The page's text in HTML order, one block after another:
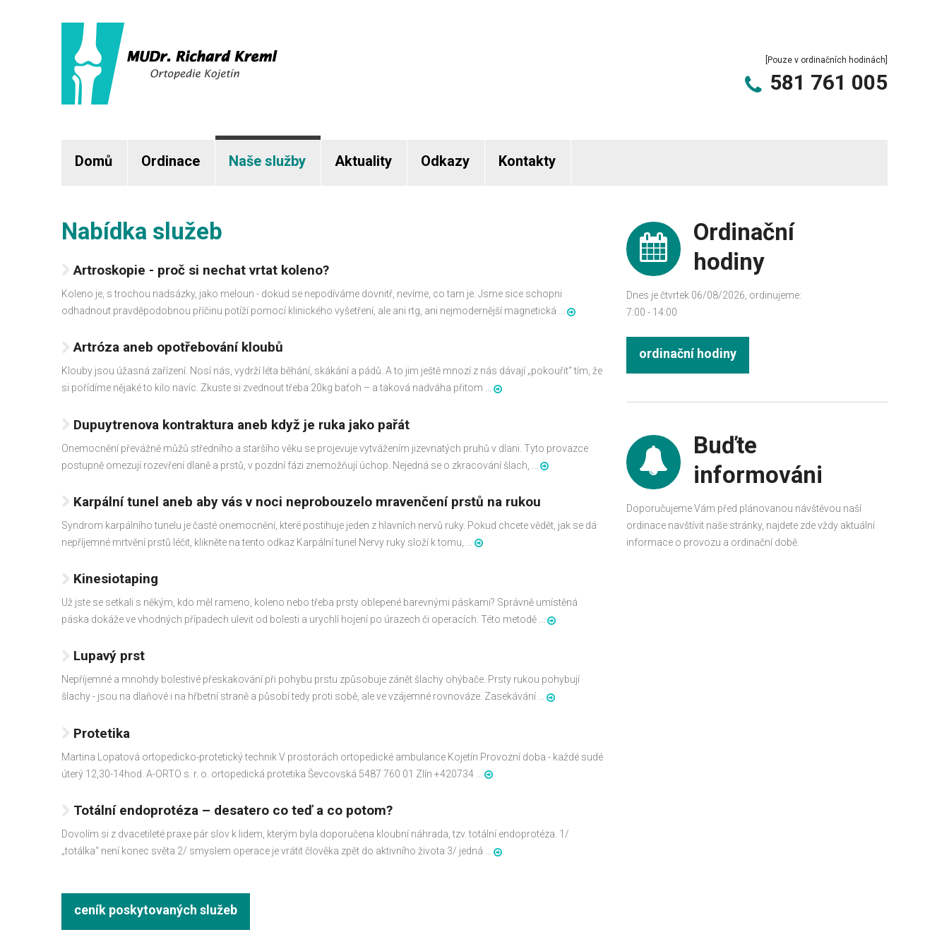
[Pouze v ordinačních hodinách]
581 761 005
Domů Ordinace Naše služby Aktuality Odkazy Kontakty
Nabídka služeb
Artroskopie - proč si nechat vrtat koleno?
Koleno je, s trochou nadsázky, jako meloun - dokud se nepodíváme dovnitř, nevíme, co tam je. Jsme sice schopni
odhadnout pravděpodobnou příčinu potíží pomocí klinického vyšetření, ale ani rtg, ani nejmodernější magnetická ...
Artróza aneb opotřebování kloubů
Klouby jsou úžasná zařízení. Nosí nás, vydrží léta běhání, skákání a pádů. A to jim ještě mnozí z nás dávají „pokouřit“ tím, že
si pořídíme nějaké to kilo navíc. Zkuste si zvednout třeba 20kg baťoh – a taková nadváha přitom ...
Dupuytrenova kontraktura aneb když je ruka jako pařát
Onemocnění převážně můžů středního a staršího věku se projevuje vytvážením jizevnatých pruhů v dlani. Tyto provazce
postupně omezují rozevření dlaně a prstů, v pozdní fázi znemožňují úchop. Nejedná se o zkracování šlach, ...
Karpální tunel aneb aby vás v noci neprobouzelo mravenčení prstů na rukou
Syndrom karpálního tunelu je časté onemocnění, které postihuje jeden z hlavních nervů ruky. Pokud chcete vědět, jak se dá
nepříjemné mrtvění prstů léčit, klikněte na tento odkaz Karpální tunel Nervy ruky složí k tomu, ...
Kinesiotaping
Už jste se setkali s někým, kdo měl rameno, koleno nebo třeba prsty oblepené barevnými páskami? Správně umístěná
páska dokáže ve vhodných případech ulevit od bolesti a urychlí hojení po úrazech či operacích. Této metodě ...
Lupavý prst
Nepříjemné a mnohdy bolestivé přeskakování při pohybu prstu způsobuje zánět šlachy ohýbače. Prsty rukou pohybují
šlachy - jsou na dlaňové i na hřbetní straně a působí tedy proti sobě, ale ve vzájemné rovnováze. Zasekávání ...
Protetika
Martina Lopatová ortopedicko-protetický technik V prostorách ortopedické ambulance Kojetín Provozní doba - každé sudé
úterý 12,30-14hod. A-ORTO s. r. o. ortopedická protetika Ševcovská 5487 760 01 Zlín +420734 ...
Totální endoprotéza – desatero co teď a co potom?
Dovolím si z dvacetileté praxe pár slov k lidem, kterým byla doporučena kloubní náhrada, tzv. totální endoprotéza. 1/
„totálka“ není konec světa 2/ smyslem operace je vrátit člověka zpět do aktivního života 3/ jedná ...
ceník poskytovaných služeb
Ordinační
hodiny
Dnes je čtvrtek 06/08/2026, ordinujeme:
7:00 - 14:00
ordinační hodiny
Buďte
informováni
Doporučujeme Vám před plánovanou návštěvou naší
ordinace navštívit naše stránky, najdete zde vždy aktuální
informace o provozu a ordinační době.